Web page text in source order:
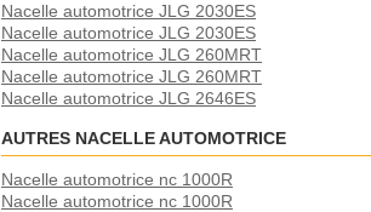
Nacelle automotrice JLG 2030ES
Nacelle automotrice JLG 2030ES
Nacelle automotrice JLG 260MRT
Nacelle automotrice JLG 260MRT
Nacelle automotrice JLG 2646ES
AUTRES NACELLE AUTOMOTRICE
Nacelle automotrice nc 1000R
Nacelle automotrice nc 1000R